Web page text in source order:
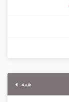
همه